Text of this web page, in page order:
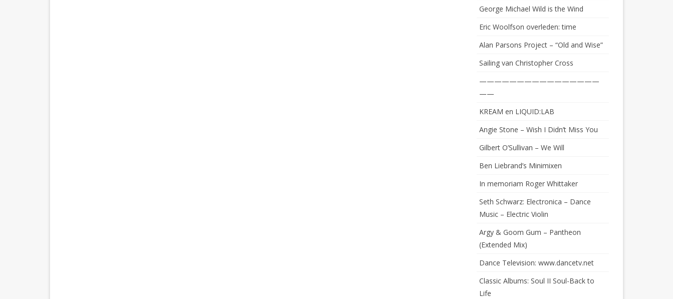
George Michael Wild is the Wind
Eric Woolfson overleden: time
Alan Parsons Project – “Old and Wise”
Sailing van Christopher Cross
————————————————
——
KREAM en LIQUID:LAB
Angie Stone – Wish I Didn’t Miss You
Gilbert O’Sullivan – We Will
Ben Liebrand’s Minimixen
In memoriam Roger Whittaker
Seth Schwarz: Electronica – Dance
Music – Electric Violin
Argy & Goom Gum – Pantheon
(Extended Mix)
Dance Television: www.dancetv.net
Classic Albums: Soul II Soul-Back to
Life